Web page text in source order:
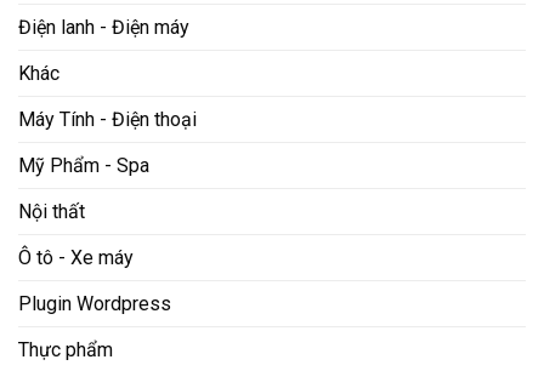
Điện lanh - Điện máy
Khác
Máy Tính - Điện thoại
Mỹ Phẩm - Spa
Nội thất
Ô tô - Xe máy
Plugin Wordpress
Thực phẩm